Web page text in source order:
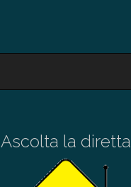
Ascolta la diretta